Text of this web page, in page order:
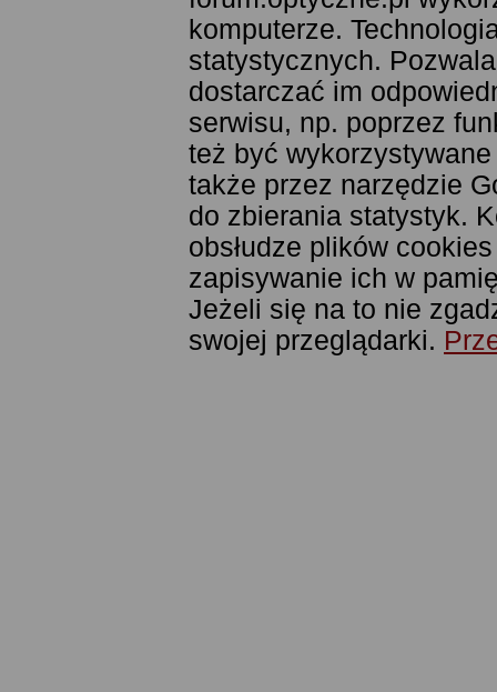
komputerze.
statystycznych.
dostarczać im
serwisu, np. poprzez
też być
także przez narzędzie
do zbierania statystyk.
obsłudze plików
zapisywanie ich w
Jeżeli się na to nie
swojej przeglądarki.